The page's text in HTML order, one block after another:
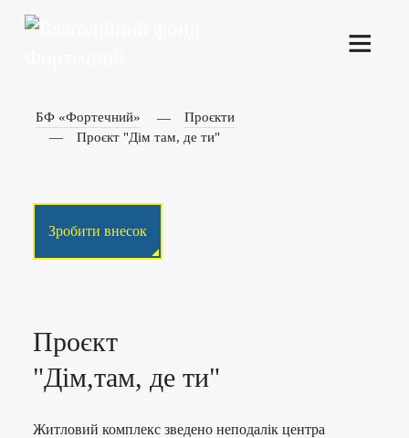
БФ «Фортечний»
Проєкти
Проєкт "Дім там, де ти"
Зробити внесок
Проєкт
"Дім,там, де ти"
Житловий комплекс зведено неподалік центра